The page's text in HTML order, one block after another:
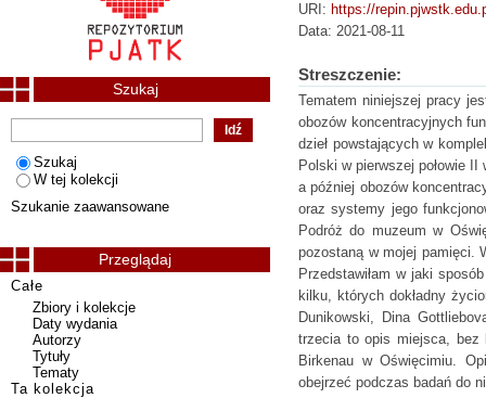
URI: https://
Data: 2021-08-11
Streszczenie:
Tematem niniejszej pracy
obozów koncentracyjnych
dzieł powstających w
Polski w pierwszej połowie
a później obozów
oraz systemy jego
Podróż do muzeum w
pozostaną w mojej pamięci.
Przedstawiłam w jaki
kilku, których dokładny
Dunikowski, Dina
trzecia to opis miejsca, bez
Birkenau w Oświęcimiu.
obejrzeć podczas badań do
Szukaj
Szukaj
W tej kolekcji
Szukanie zaawansowane
Przeglądaj
Całe
Zbiory i kolekcje
Daty wydania
Autorzy
Tytuły
Tematy
Ta kolekcja